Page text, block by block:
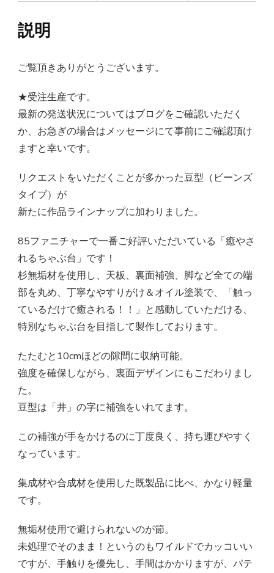
説明
ご覧頂きありがとうございます。
★受注生産です。
最新の発送状況についてはブログをご確認いただく
か、お急ぎの場合はメッセージにて事前にご確認頂け
ますと幸いです。
リクエストをいただくことが多かった豆型（ビーンズ
タイプ）が
新たに作品ラインナップに加わりました。
85ファニチャーで一番ご好評いただいている「癒やさ
れるちゃぶ台」です！
杉無垢材を使用し、天板、裏面補強、脚など全ての端
部を丸め、丁寧なやすりがけ＆オイル塗装で、「触っ
ているだけで癒される！！」と感動していただける、
特別なちゃぶ台を目指して製作しております。
たたむと10cmほどの隙間に収納可能。
強度を確保しながら、裏面デザインにもこだわりまし
た。
豆型は「井」の字に補強をいれてます。
この補強が手をかけるのに丁度良く、持ち運びやすく
なっています。
集成材や合成材を使用した既製品に比べ、かなり軽量
です。
無垢材使用で避けられないのが節。
未処理でそのまま！というのもワイルドでカッコいい
ですが、手触りを優先し、手間はかかりますが、パテ